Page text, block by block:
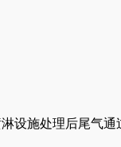
设施处理后尾气通